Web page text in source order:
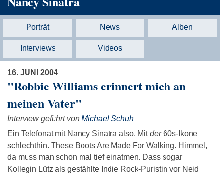
Porträt News Alben
Interviews Videos
16. JUNI 2004
"Robbie Williams erinnert mich an
meinen Vater"
Interview geführt von Michael Schuh
Ein Telefonat mit Nancy Sinatra also. Mitder60s-Ikone
schlechthin. These Boots Are Made For Walking. Himmel,
da muss man schon mal tief einatmen. Dass sogar
Kollegin Lütz als gestählte Indie Rock-Puristin vor Neid